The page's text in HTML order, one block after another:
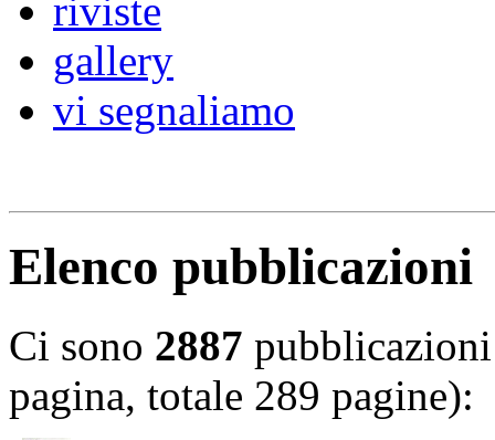
riviste
gallery
vi segnaliamo
Elenco pubblicazioni
Ci sono 2887
pagina, totale 289 pagine):